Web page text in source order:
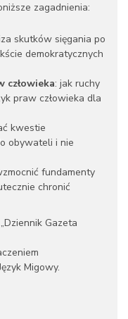
zagadnienia:
skutków sięgania po
demokratycznych
człowieka: jak ruchy
praw człowieka dla
kwestie
obywateli i nie
fundamenty
chronić
Gazeta
Migowy.